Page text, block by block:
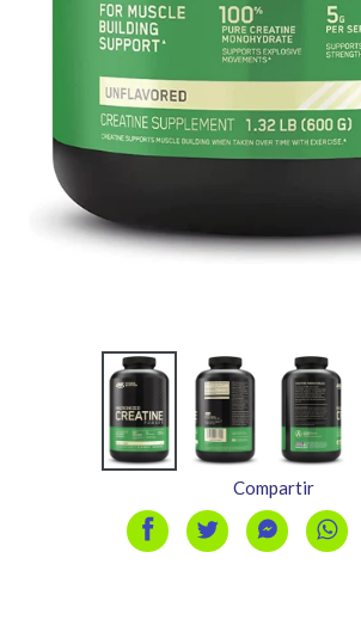
diapositiva
Compartir